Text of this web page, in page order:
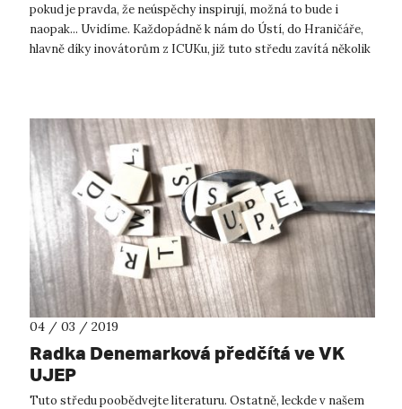
pokud je pravda, že neúspěchy inspirují, možná to bude i
naopak... Uvidíme. Každopádně k nám do Ústí, do Hraničáře,
hlavně díky inovátorům z ICUKu, již tuto středu zavítá několik
04 / 03 / 2019
Radka Denemarková předčítá ve VK
UJEP
Tuto středu poobědvejte literaturu. Ostatně, leckde v našem